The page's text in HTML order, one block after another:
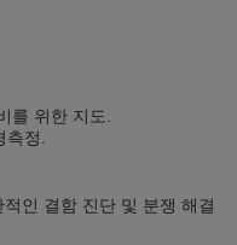
를 위한 지도.
정.
인 결함 진단 및 분쟁 해결